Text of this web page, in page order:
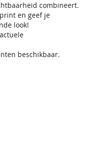
combineert.
en geef je
look!
beschikbaar.